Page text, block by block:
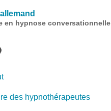
en hypnose conversationnelle
des hypnothérapeutes